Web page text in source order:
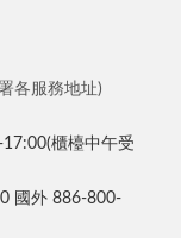
各服務地址)
櫃檯中午受
國外 886-800-